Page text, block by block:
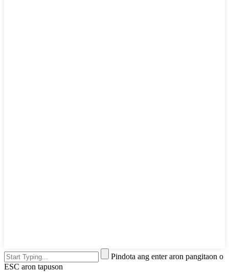
Pindota ang enter aron pangitaon o
ESC aron tapuson